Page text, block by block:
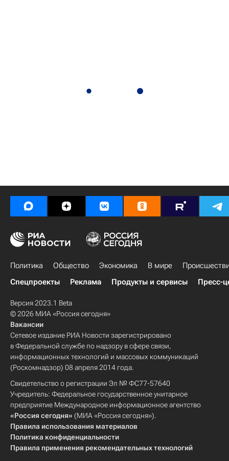
Политика Общество Экономика В мире
Спецпроекты
Реклама Продукты и сервисы Пресс-
Версия 2023.1 Beta
© 2026 МИА «Россия сегодня»
Вакансии
Сетевое издание РИА Новости зарегистрировано
в Федеральной службе по надзору в сфере связи,
информационных технологий и массовых коммуникаций
(Роскомнадзор) 08 апреля 2014 года.
Свидетельство о регистрации Эл № ФС77-57640
Учредитель: Федеральное государственное унитарное
предприятие Международное информационное агентство
«Россия сегодня» (МИА «Россия сегодня»).
Правила использования материалов
Политика конфиденциальности
Правила применения рекомендательных технологий